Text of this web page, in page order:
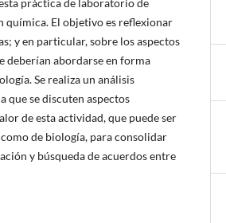
práctica de laboratorio de
química. El objetivo es reflexionar
y en particular, sobre los aspectos
deberían abordarse en forma
Se realiza un análisis
que se discuten aspectos
de esta actividad, que puede ser
de biología, para consolidar
y búsqueda de acuerdos entre